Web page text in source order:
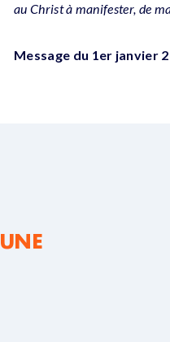
au Christ à manifester, de
Message du 1er janvier
UNE